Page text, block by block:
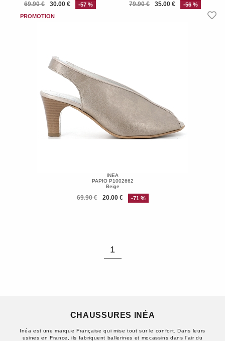
CHAUSSURES INÉA
Inéa est une marque Française qui mise tout sur le confort. Dans leurs
usines en France, ils fabriquent ballerines et mocassins dans l’air du
69.90 € 30.00 € -57 % 79.90 € 35.00 € -56 %
INEA
PAPIO P1002662
Beige
69.90 € 20.00 € -71 %
1